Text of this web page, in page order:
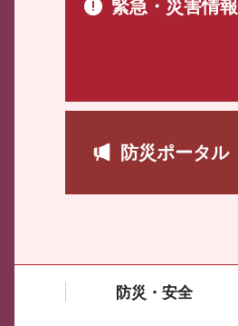
緊急・災害情報
防災ポータル
防災・安全